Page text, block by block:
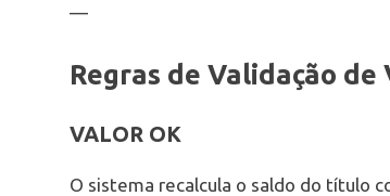
—
Regras de Validação de
VALOR OK
O sistema recalcula o saldo do título